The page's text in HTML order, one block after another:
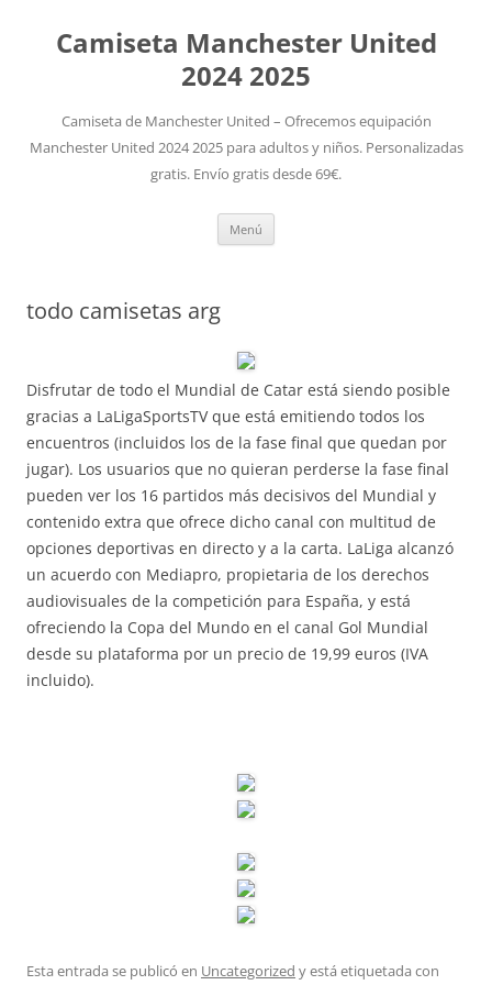
Camiseta Manchester United
2024 2025
Camiseta de Manchester United – Ofrecemos equipación
Manchester United 2024 2025 para adultos y niños. Personalizadas
gratis. Envío gratis desde 69€.
Menú
todo camisetas arg
Disfrutar de todo el Mundial de Catar está siendo posible
gracias a LaLigaSportsTV que está emitiendo todos los
encuentros (incluidos los de la fase final que quedan por
jugar). Los usuarios que no quieran perderse la fase final
pueden ver los 16 partidos más decisivos del Mundial y
contenido extra que ofrece dicho canal con multitud de
opciones deportivas en directo y a la carta. LaLiga alcanzó
un acuerdo con Mediapro, propietaria de los derechos
audiovisuales de la competición para España, y está
ofreciendo la Copa del Mundo en el canal Gol Mundial
desde su plataforma por un precio de 19,99 euros (IVA
incluido).
Esta entrada se publicó en Uncategorized y está etiquetada con